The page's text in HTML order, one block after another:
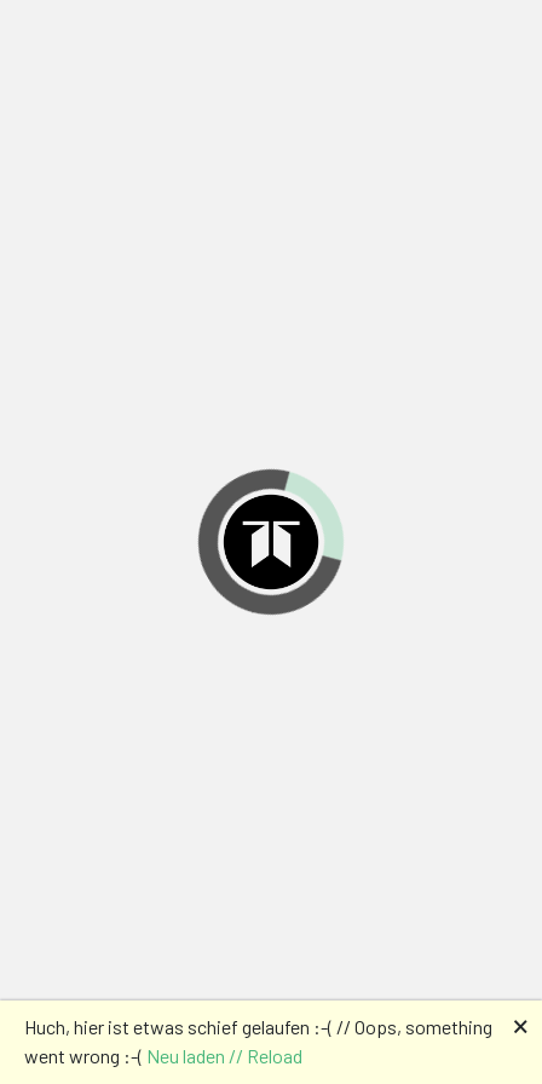
Huch, hier ist etwas schief gelaufen :-( // Oops, something
went wrong :-( Neu laden // Reload
🗙